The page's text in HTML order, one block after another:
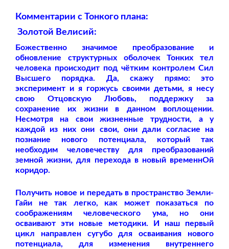
Комментарии с Тонкого плана:
Золотой Велисий:
Божественно значимое преобразование и
обновление структурных оболочек Тонких тел
человека происходит под чётким контролем Сил
Высшего порядка. Да, скажу прямо: это
эксперимент и я горжусь своими детьми, я несу
свою Отцовскую Любовь, поддержку за
сохранение их жизни в данном воплощении.
Несмотря на свои жизненные трудности, а у
каждой из них они свои, они дали согласие на
познание нового потенциала, который так
необходим человечеству для преобразований
земной жизни, для перехода в новый временнОй
коридор.
Получить новое и передать в пространство Земли-
Гайи не так легко, как может показаться по
соображениям человеческого ума, но они
осваивают эти новые методики. И наш первый
цикл направлен сугубо для осваивания нового
потенциала, для изменения внутреннего